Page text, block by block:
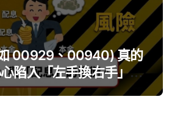
00929、00940) 真的
陷入「左手換右手」迷